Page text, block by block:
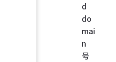
d
do
mai
n
号